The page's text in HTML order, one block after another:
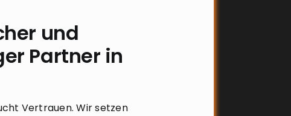
und
Partner in
Vertrauen. Wir setzen